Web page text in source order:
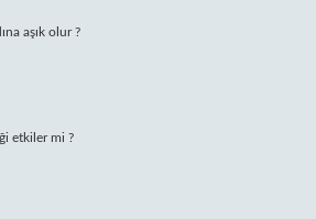
aşık olur ?
etkiler mi ?